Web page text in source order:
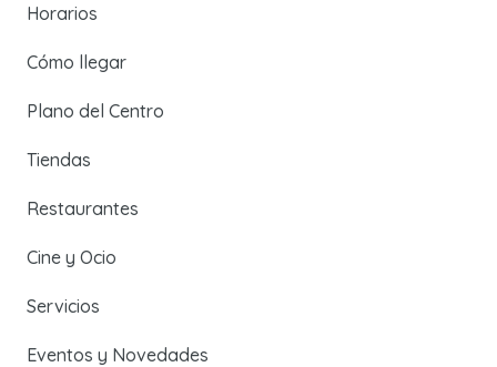
Horarios
Cómo llegar
Plano del Centro
Tiendas
Restaurantes
Cine y Ocio
Servicios
Eventos y Novedades